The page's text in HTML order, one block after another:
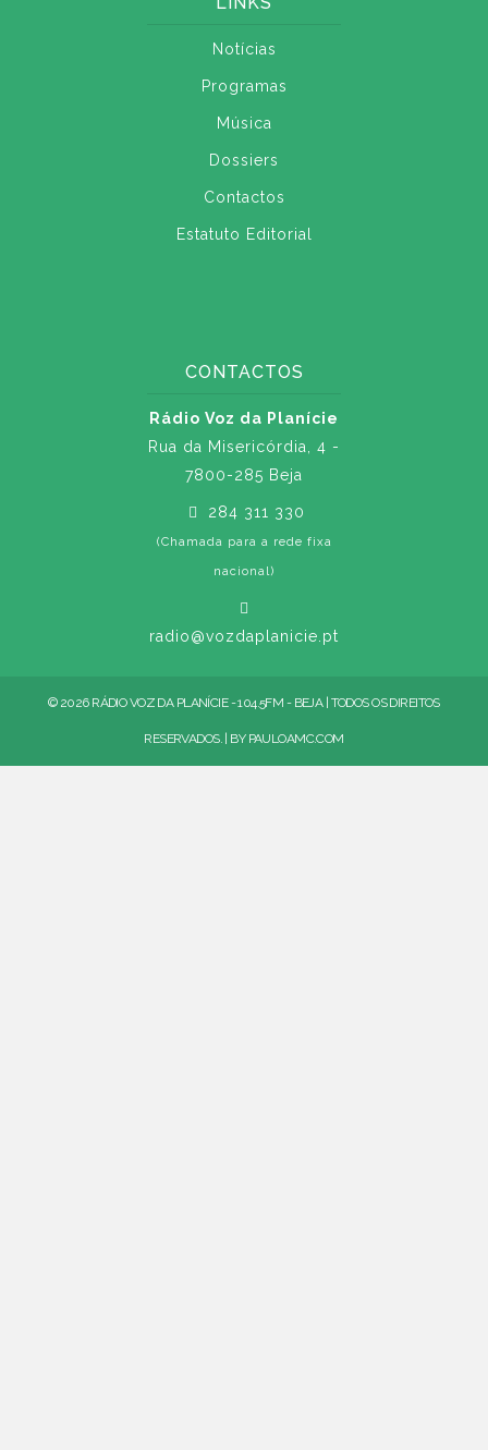
Notícias
Programas
Música
Dossiers
Contactos
Estatuto Editorial
CONTACTOS
Rádio Voz da Planície
Rua da Misericórdia, 4 -
7800-285 Beja
284 311 330
(Chamada para a rede fixa
nacional)
radio@vozdaplanicie.pt
© 2026 RÁDIO VOZ DA PLANÍCIE - 104.5FM - BEJA | TODOS OS DIREITOS
RESERVADOS. | BY PAULOAMC.COM